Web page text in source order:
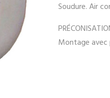
Soudure. Air
Montage avec